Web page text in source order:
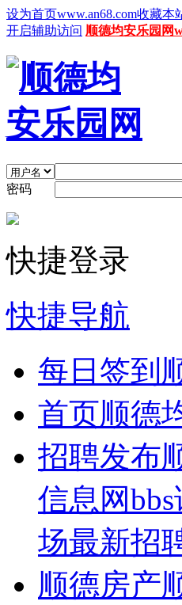
设为首页www.an68.com收藏本
开启辅助访问 顺德均安乐园网
密码
快捷登录
快捷导航
每日签到
首页顺德
招聘发布
信息网
场最新招
顺德房产